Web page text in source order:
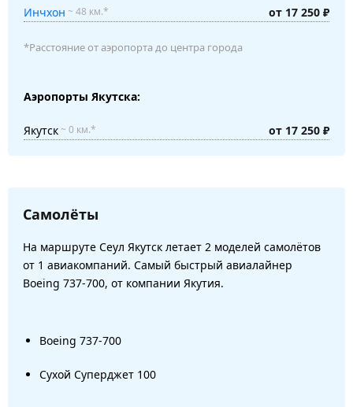
Инчхон ~ 48 км.* от 17 250 ₽
*Расстояние от аэропорта до центра города
Аэропорты Якутска:
Якутск~ 0 км.* от 17 250 ₽
Самолёты
На маршруте Сеул Якутск летает 2 моделей самолётов
от 1 авиакомпаний. Самый быстрый авиалайнер
Boeing 737-700, от компании Якутия.
Boeing 737-700
Сухой Суперджет 100